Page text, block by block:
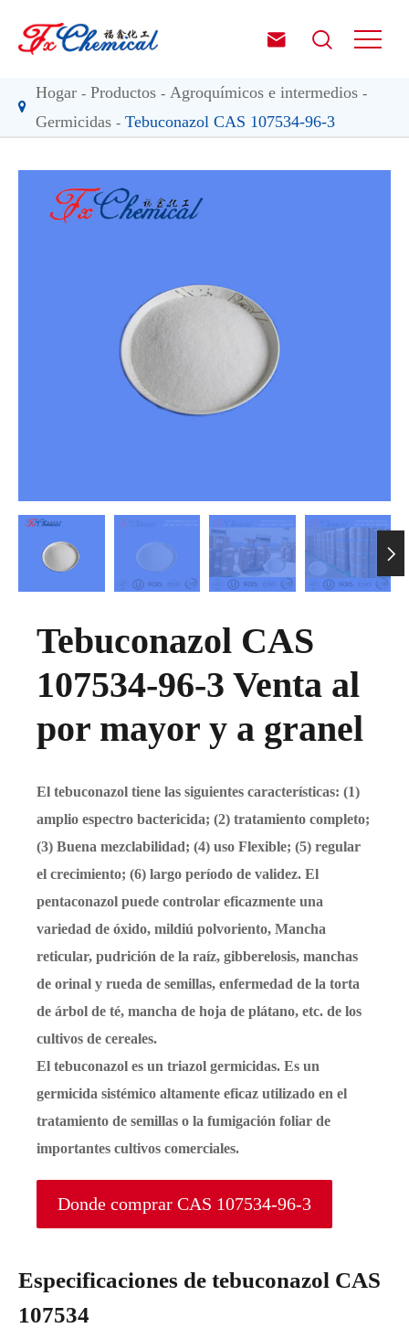
 
Hogar Productos
Agroquímicos e intermedios
Germicidas
Tebuconazol CAS 107534-96-3

Tebuconazol CAS
107534-96-3 Venta al
por mayor y a granel
El tebuconazol tiene las siguientes características: (1)
amplio espectro bactericida; (2) tratamiento completo;
(3) Buena mezclabilidad; (4) uso Flexible; (5) regular
el crecimiento; (6) largo período de validez. El
pentaconazol puede controlar eficazmente una
variedad de óxido, mildiú polvoriento, Mancha
reticular, pudrición de la raíz, gibberelosis, manchas
de orinal y rueda de semillas, enfermedad de la torta
de árbol de té, mancha de hoja de plátano, etc. de los
cultivos de cereales.
El tebuconazol es un triazol germicidas. Es un
germicida sistémico altamente eficaz utilizado en el
tratamiento de semillas o la fumigación foliar de
importantes cultivos comerciales.
Donde comprar CAS 107534-96-3
Especificaciones de tebuconazol CAS
107534